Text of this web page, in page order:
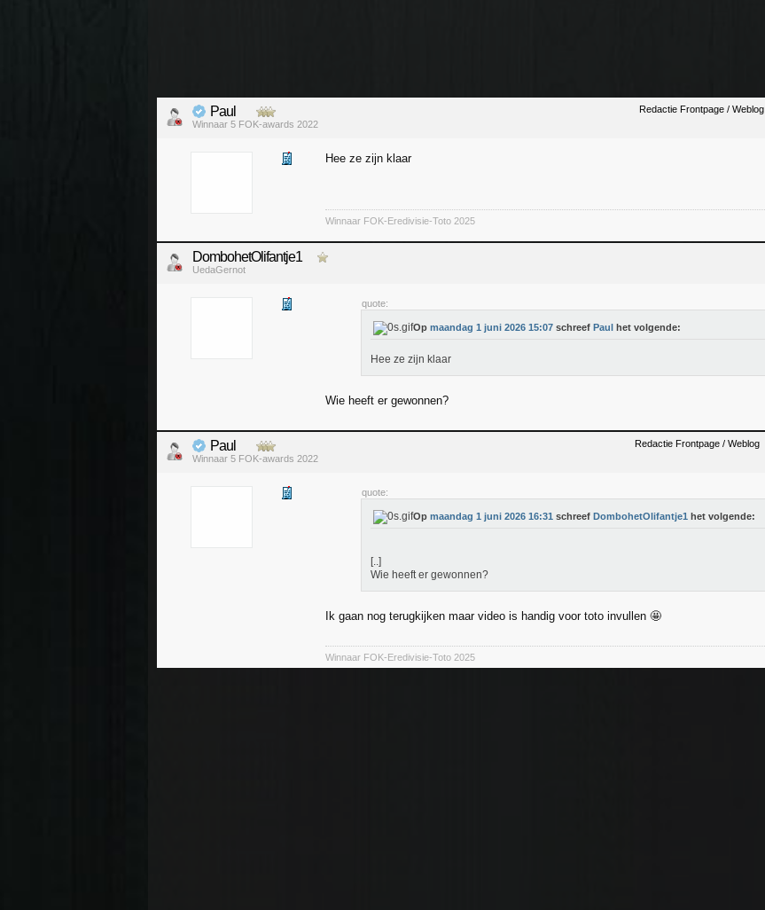
Redactie Frontpage / Weblog
Paul
Winnaar 5 FOK-awards 2022
Hee ze zijn klaar
Winnaar FOK-Eredivisie-Toto 2025
DombohetOlifantje1
UedaGernot
quote:
Op maandag 1 juni 2026 15:07 schreef Paul het volgende:
Hee ze zijn klaar
Wie heeft er gewonnen?
Redactie Frontpage / Weblog
Paul
Winnaar 5 FOK-awards 2022
quote:
Op maandag 1 juni 2026 16:31 schreef DombohetOlifantje1 het volgende:
[..]
Wie heeft er gewonnen?
Ik gaan nog terugkijken maar video is handig voor toto invullen 🤩
Winnaar FOK-Eredivisie-Toto 2025